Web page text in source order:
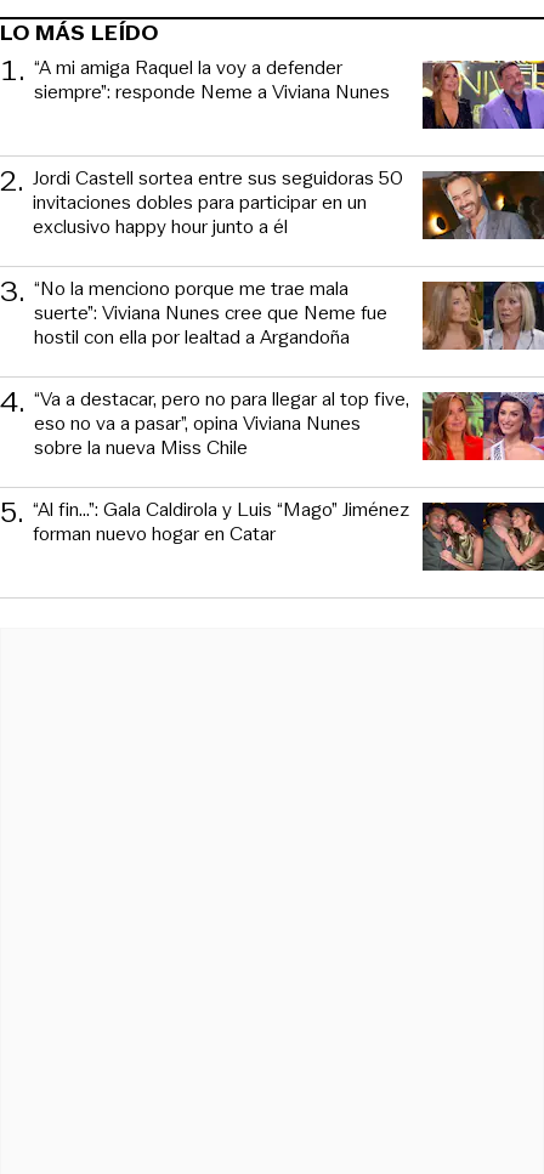
LO MÁS LEÍDO
1. “A mi amiga Raquel la voy a defender
siempre”: responde Neme a Viviana Nunes
2. Jordi Castell sortea entre sus seguidoras 50
invitaciones dobles para participar en un
exclusivo happy hour junto a él
3. “No la menciono porque me trae mala
suerte”: Viviana Nunes cree que Neme fue
hostil con ella por lealtad a Argandoña
4. “Va a destacar, pero no para llegar al top five,
eso no va a pasar”, opina Viviana Nunes
sobre la nueva Miss Chile
5. “Al fin…”: Gala Caldirola y Luis “Mago” Jiménez
forman nuevo hogar en Catar